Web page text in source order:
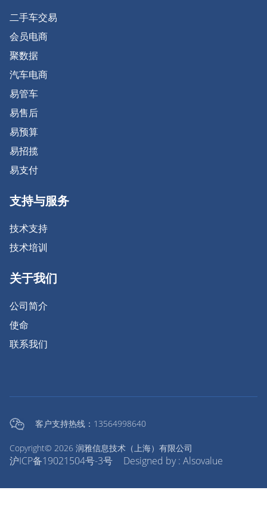
二手车交易
会员电商
聚数据
汽车电商
易管车
易售后
易预算
易招揽
易支付
支持与服务
技术支持
技术培训
关于我们
公司简介
使命
联系我们
客户支持热线：13564998640
Copyright© 2026 润雅信息技术（上海）有限公司
沪ICP备19021504号-3号 Designed by : Alsovalue